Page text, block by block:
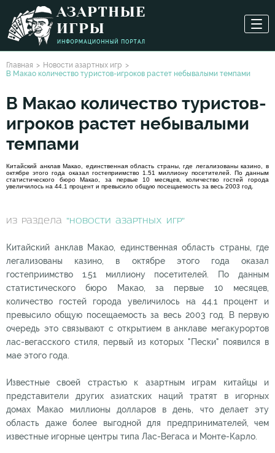
Главная
Новости азартных игр
В Макао количество туристов-игроков растет небывалыми темпами
В Макао количество туристов-
игроков растет небывалыми
темпами
Китайский анклав Макао, единственная область страны, где легализованы казино, в
октябре этого года оказал гостеприимство 1.51 миллиону посетителей. По данным
статистического бюро Макао, за первые 10 месяцев, количество гостей города
увеличилось на 44.1 процент и превысило общую посещаемость за весь 2003 год.
из раздела "Новости азартных игр"
Китайский анклав Макао, единственная область страны, где
легализованы казино, в октябре этого года оказал
гостеприимство 1.51 миллиону посетителей. По данным
статистического бюро Макао, за первые 10 месяцев,
количество гостей города увеличилось на 44.1 процент и
превысило общую посещаемость за весь 2003 год. В первую
очередь это связывают с открытием в анклаве мегакурортов
лас-вегасского стиля, первый из которых "Пески" появился в
мае этого года.
Известные своей страстью к азартным играм китайцы и
представители других азиатских наций тратят в игорных
домах Макао миллионы долларов в день, что делает эту
область даже более выгодной для предпринимателей, чем
известные игорные центры типа Лас-Вегаса и Монте-Карло.